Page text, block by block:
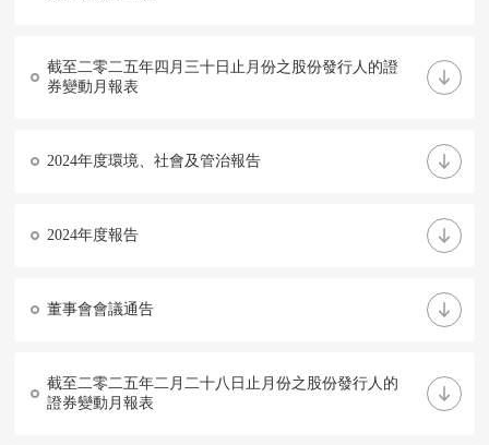
截至二零二五年四月三十日止月份之股份發行人的證
券變動月報表
2024年度環境、社會及管治報告
2024年度報告
董事會會議通告
截至二零二五年二月二十八日止月份之股份發行人的
證券變動月報表